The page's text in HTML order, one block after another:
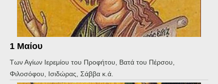
1 Μαίου
Των Αγίων Ιερεμίου του Προφήτου, Βατά του Πέρσου,
Φιλοσόφου, Ισιδώρας, Σάββα κ.ά.